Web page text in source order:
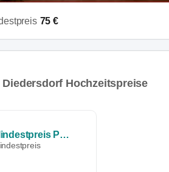
75 €
Hochzeitspreise
Mindestpreis Pro Person